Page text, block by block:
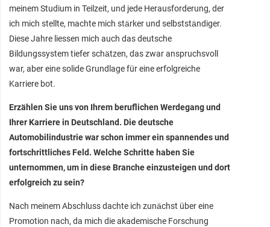
meinem Studium in Teilzeit, und jede Herausforderung, der
ich mich stellte, machte mich stärker und selbstständiger.
Diese Jahre liessen mich auch das deutsche
Bildungssystem tiefer schätzen, das zwar anspruchsvoll
war, aber eine solide Grundlage für eine erfolgreiche
Karriere bot.
Erzählen Sie uns von Ihrem beruflichen Werdegang und
Ihrer Karriere in Deutschland. Die deutsche
Automobilindustrie war schon immer ein spannendes und
fortschrittliches Feld. Welche Schritte haben Sie
unternommen, um in diese Branche einzusteigen und dort
erfolgreich zu sein?
Nach meinem Abschluss dachte ich zunächst über eine
Promotion nach, da mich die akademische Forschung